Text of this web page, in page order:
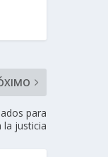
para
la justicia